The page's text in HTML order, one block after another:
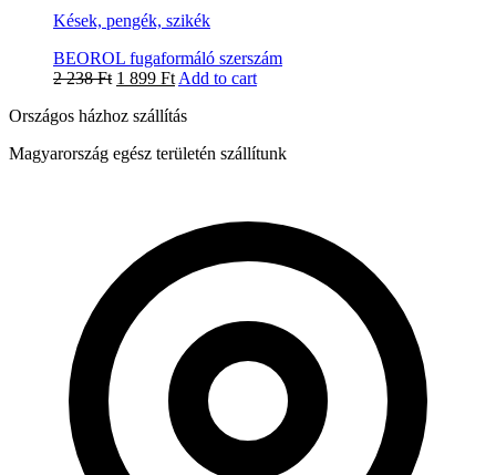
Kések, pengék, szikék
BEOROL fugaformáló szerszám
2 238Ft 1 899 Ft Add to cart
Országos házhoz szállítás
Magyarország egész területén szállítunk